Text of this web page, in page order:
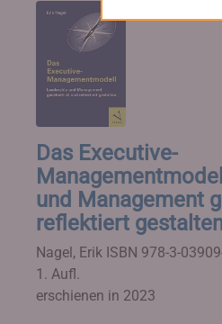
Das Executive-
und Management
reflektiert
Nagel, Erik ISBN 978-3-
1. Aufl.
erschienen in 2023